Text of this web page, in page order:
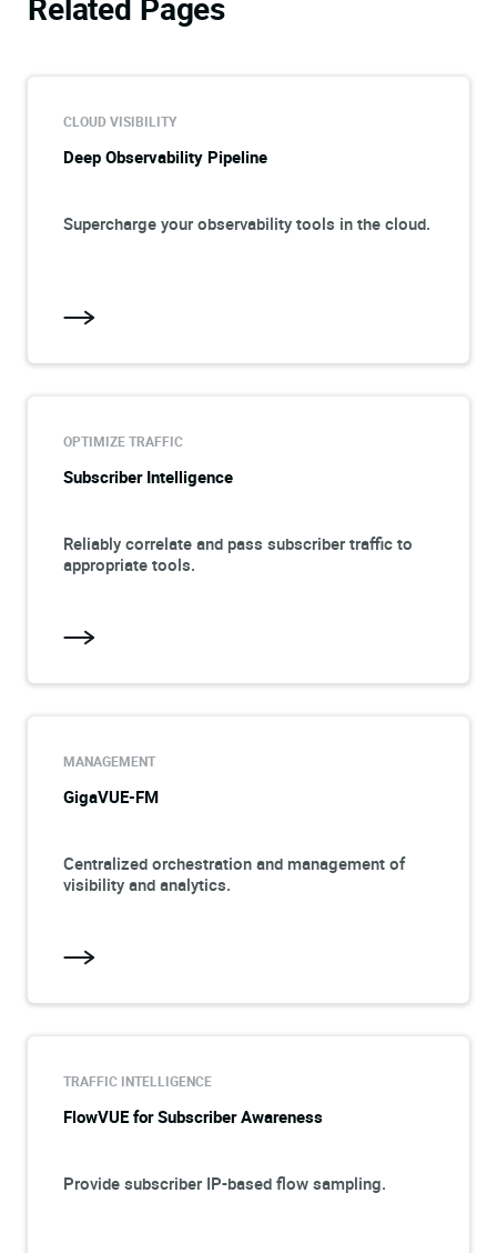
CLOUD VISIBILITY
Deep Observability Pipeline
Supercharge your observability tools in the cloud.
OPTIMIZE TRAFFIC
Subscriber Intelligence
Reliably correlate and pass subscriber traffic to
appropriate tools.
MANAGEMENT
GigaVUE-FM
Centralized orchestration and management of
visibility and analytics.
TRAFFIC INTELLIGENCE
FlowVUE for Subscriber Awareness
Provide subscriber IP-based flow sampling.